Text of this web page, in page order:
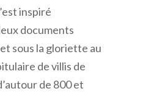
inspiré
documents
sous la gloriette au
de villis de
de 800 et